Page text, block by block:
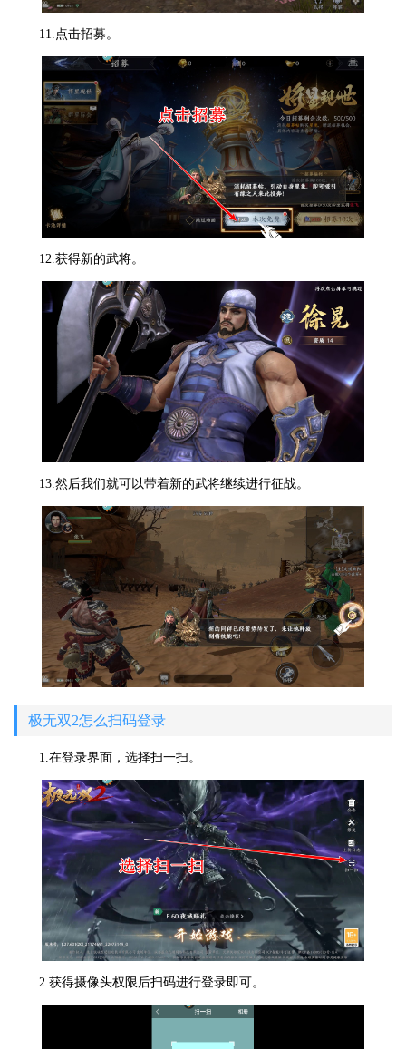
11.点击招募。
12.获得新的武将。
13.然后我们就可以带着新的武将继续进行征战。
极无双2怎么扫码登录
1.在登录界面，选择扫一扫。
2.获得摄像头权限后扫码进行登录即可。